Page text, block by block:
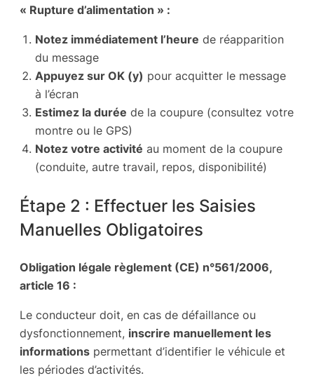
« Rupture d’alimentation » :
Notez immédiatement l’heure de réapparition
du message
Appuyez sur OK (y) pour acquitter le message
à l’écran
Estimez la durée de la coupure (consultez votre
montre ou le GPS)
Notez votre activité au moment de la coupure
(conduite, autre travail, repos, disponibilité)
Étape 2 : Effectuer les Saisies
Manuelles Obligatoires
Obligation légale règlement (CE) n°561/2006,
article 16 :
Le conducteur doit, en cas de défaillance ou
dysfonctionnement, inscrire manuellement les
informations permettant d’identifier le véhicule et
les périodes d’activités.